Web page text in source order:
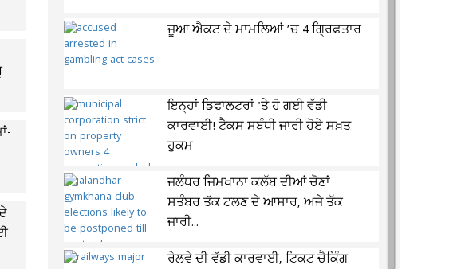
ਜੂਆ ਐਕਟ ਦੇ ਮਾਮਲਿਆਂ ’ਚ 4 ਗ੍ਰਿਫ਼ਤਾਰ
ਇਨ੍ਹਾਂ ਡਿਫਾਲਟਰਾਂ 'ਤੇ ਹੋ ਗਈ ਵੱਡੀ
ਕਾਰਵਾਈ! ਟੈਕਸ ਸਬੰਧੀ ਜਾਰੀ ਹੋਏ ਸਖ਼ਤ
ਹੁਕਮ
ਜਲੰਧਰ ਜਿਮਖਾਨਾ ਕਲੱਬ ਦੀਆਂ ਚੋਣਾਂ
ਸਤੰਬਰ ਤੱਕ ਟਲਣ ਦੇ ਆਸਾਰ, ਅਜੇ ਤੱਕ
ਜਾਰੀ...
ਰੇਲਵੇ ਦੀ ਵੱਡੀ ਕਾਰਵਾਈ, ਟਿਕਟ ਚੈਕਿੰਗ